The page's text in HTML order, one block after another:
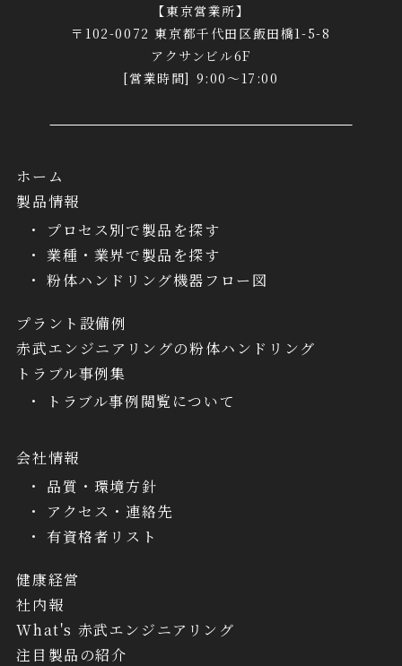
【東京営業所】
〒102-0072 東京都千代田区飯田橋1-5-8
アクサンビル6F
[営業時間] 9:00～17:00
ホーム
製品情報
プロセス別で製品を探す
業種・業界で製品を探す
粉体ハンドリング機器フロー図
プラント設備例
赤武エンジニアリングの粉体ハンドリング
トラブル事例集
トラブル事例閲覧について
会社情報
品質・環境方針
アクセス・連絡先
有資格者リスト
健康経営
社内報
What's 赤武エンジニアリング
注目製品の紹介